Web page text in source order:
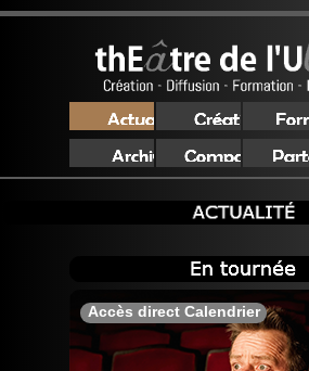
Accès direct Calendrier